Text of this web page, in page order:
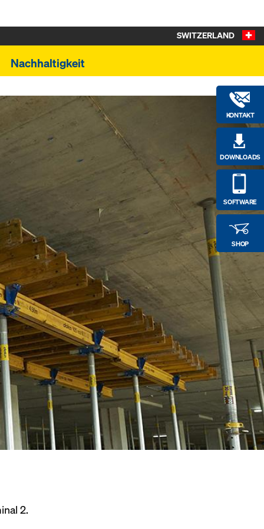
Nachhaltigkeit
KONTAKT
DOWNLOADS
SOFTWARE
SHOP
SWITZERLAND
2.